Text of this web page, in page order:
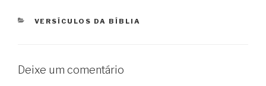
CATEGORIAS
VERSÍCULOS DA BÍBLIA
Deixe um comentário